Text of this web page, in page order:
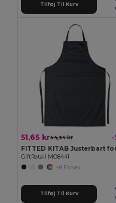
Tilføj Til Kurv
51,65 kr54,34 kr
GiftRetail MO8441
+8 Farver
Tilføj Til Kurv